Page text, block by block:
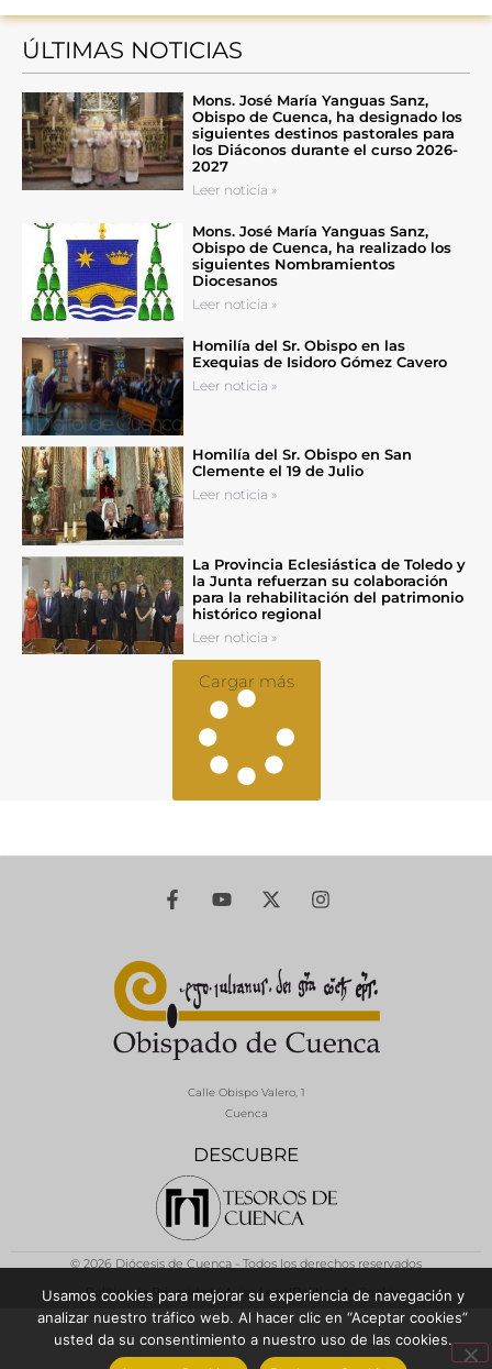
ÚLTIMAS NOTICIAS
Mons. José María Yanguas Sanz,
Obispo de Cuenca, ha designado los
siguientes destinos pastorales para
los Diáconos durante el curso 2026-
2027
Leer noticia »
Mons. José María Yanguas Sanz,
Obispo de Cuenca, ha realizado los
siguientes Nombramientos
Diocesanos
Leer noticia »
Homilía del Sr. Obispo en las
Exequias de Isidoro Gómez Cavero
Leer noticia »
Homilía del Sr. Obispo en San
Clemente el 19 de Julio
Leer noticia »
La Provincia Eclesiástica de Toledo y
la Junta refuerzan su colaboración
para la rehabilitación del patrimonio
histórico regional
Leer noticia »
Cargar más
DESCUBRE
Calle Obispo Valero, 1
Cuenca
© 2026 Diócesis de Cuenca - Todos los derechos reservados
Política de Privacidad / Aviso LegalPolítica de Cookies
Usamos cookies para mejorar su experiencia de navegación y
analizar nuestro tráfico web. Al hacer clic en “Aceptar cookies”
usted da su consentimiento a nuestro uso de las cookies.